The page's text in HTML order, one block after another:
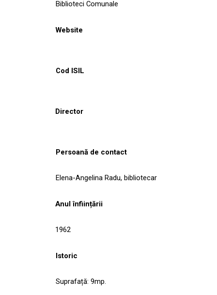
Biblioteci Comunale
Website
Cod ISIL
Director
Persoană de contact
Elena-Angelina Radu, bibliotecar
Anul înființării
1962
Istoric
Suprafață: 9mp.